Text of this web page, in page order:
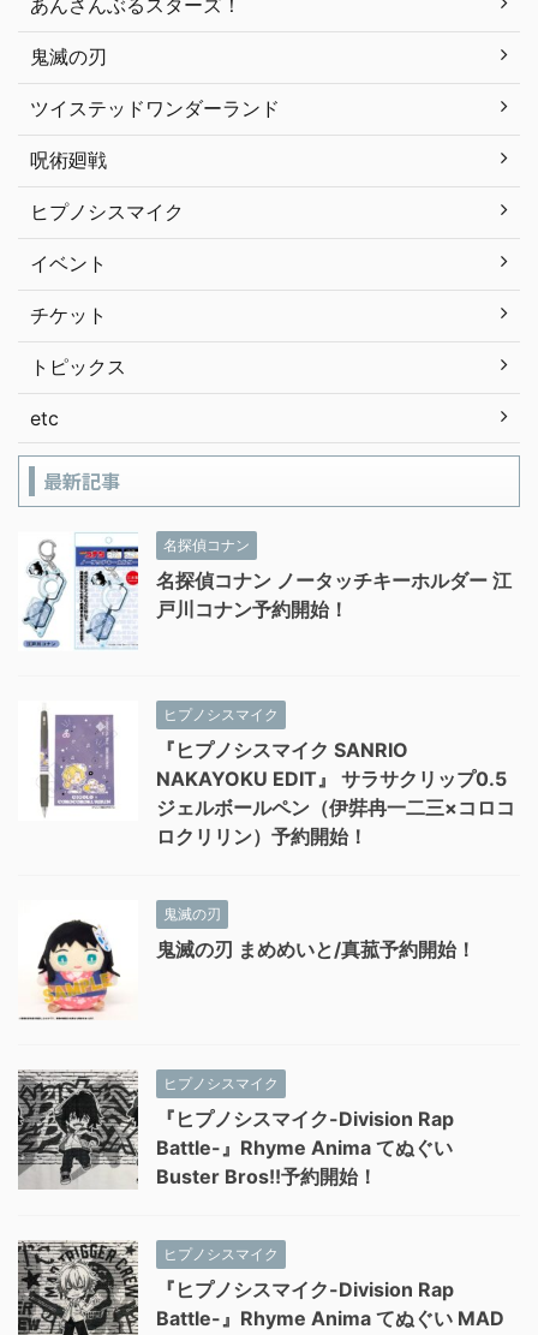
あんさんぶるスターズ！
鬼滅の刃
ツイステッドワンダーランド
呪術廻戦
ヒプノシスマイク
イベント
チケット
トピックス
etc
最新記事
名探偵コナン
名探偵コナン ノータッチキーホルダー 江
戸川コナン予約開始！
ヒプノシスマイク
『ヒプノシスマイク SANRIO
NAKAYOKU EDIT』 サラサクリップ0.5
ジェルボールペン（伊弉冉一二三×コロコ
ロクリリン）予約開始！
鬼滅の刃
鬼滅の刃 まめめいと/真菰予約開始！
ヒプノシスマイク
『ヒプノシスマイク-Division Rap
Battle-』Rhyme Anima てぬぐい
Buster Bros!!予約開始！
ヒプノシスマイク
『ヒプノシスマイク-Division Rap
Battle-』Rhyme Anima てぬぐい MAD